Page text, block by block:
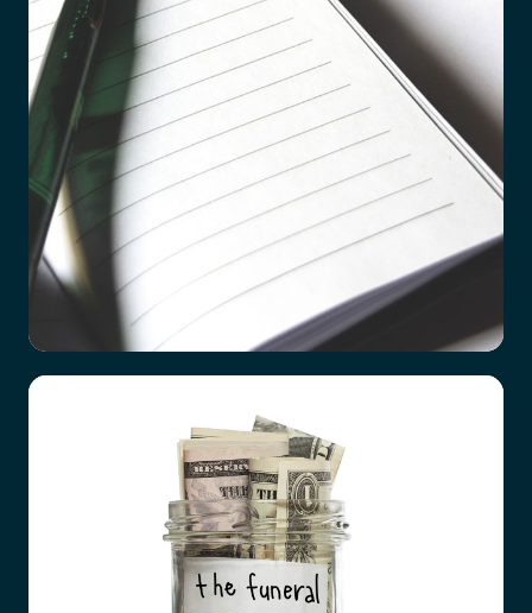
Checklista vid dödsfall
Det är ett hårt slag att förlora en närstående
familjemedlem, oavsett vad orsaken är. Hur
förberedda vi än tror att vi är, till exempel efter
en lång tids sjukdom hos den anhörige, så är det
överrumplande och chockartat.